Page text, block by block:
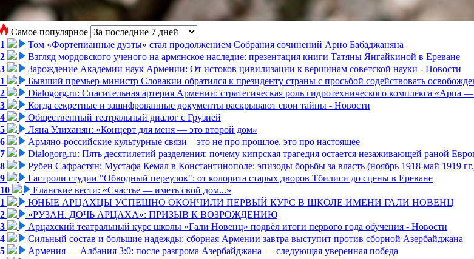
Самое популярное
1
Том «Фортепианные дуэты» стал продолжением Собрания сочинений Арно Бабаджаняна
2
Взгляд мордовского ученого на армянское наследие: презентация книги Татяны Янгайкиной в Ереване
3
Зарождение Академии наук Армении: От истоков цивилизации к вершинам советской науки - Новости
1
Бывший премьер-министр Словакии обратился к президенту страны с просьбой содействовать
2
Dialogorg.ru: Спасительная артерия Армении: стратегическая роль гидротехнического комплекса «Арпа
3
Когда секретные и зашифрованные документы раскрывают свои тайны - Новости
4
Общественный театральный диалог с Грузией
5
Ляна Улиханян: «Концерт для меня — это второй дом»
6
Армяно-российские культурные связи – это не про прошлое, это про настоящее
7
Dialogorg.ru: Пять десятилетий разделения: почему кипрская трагедия остается незаживающей раной
8
Рубен Сафрастян: Мустафа Кемал в Константинополе: эпизоды борьбы за власть (ноябрь 1918-май 1919
9
Гастроли студии "Обводный переулок": от колорита старых дворов Тбилиси до сцены в Ереване
10
Еланские вести: «Счастье — иметь свой дом...»
1
ЮНЫЕ АРЦАХЦЫ УСПЕШНО ОКОНЧИЛИ ПЕРВЫЙ КУРС В ШКОЛЕ ИМЕНИ ГАЛИ НОВЕНЦ
2
«РУЗАН. ДОЧЬ АРЦАХА»: ПРИЗЫВ К ВОЗРОЖДЕНИЮ
3
Арцахский театральный курс школы «Гали Новенц» подвёл итоги первого года обучения - Новости
4
Сильный состав и большие надежды: сборная Армении завтра выступит против сборной Азербайджана
5
Армения — Албания 3:0: после разгрома Азербайджана — следующая уверенная победа